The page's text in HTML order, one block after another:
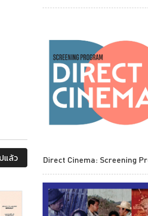
แล้ว Direct Cinema: Screening